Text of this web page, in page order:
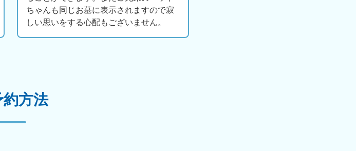
ちゃんも同じお墓に表示されますので寂
しい思いをする心配もございません。
約方法